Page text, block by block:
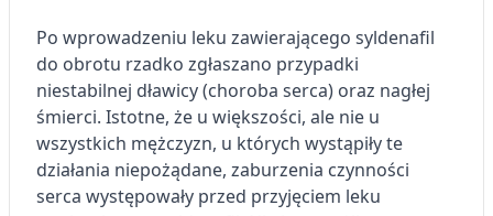
Po wprowadzeniu leku zawierającego syldenafil
do obrotu rzadko zgłaszano przypadki
niestabilnej dławicy (choroba serca) oraz nagłej
śmierci. Istotne, że u większości, ale nie u
wszystkich mężczyzn, u których wystąpiły te
działania niepożądane, zaburzenia czynności
serca występowały przed przyjęciem leku